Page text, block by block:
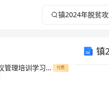
2024年会议管理培训学习心得总结 付费
镇